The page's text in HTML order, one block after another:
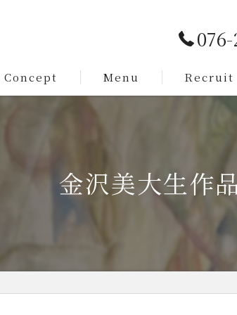
Concept Menu Recruit
金沢美大生作